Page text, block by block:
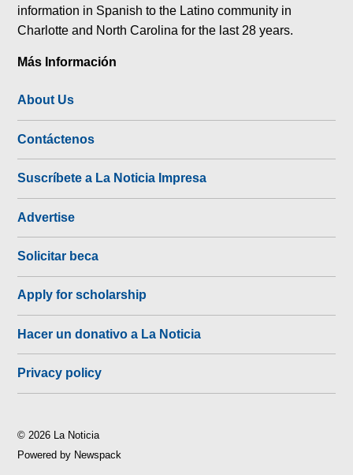
information in Spanish to the Latino community in
Charlotte and North Carolina for the last 28 years.
Más Información
About Us
Contáctenos
Suscríbete a La Noticia Impresa
Advertise
Solicitar beca
Apply for scholarship
Hacer un donativo a La Noticia
Privacy policy
© 2026 La Noticia
Powered by Newspack